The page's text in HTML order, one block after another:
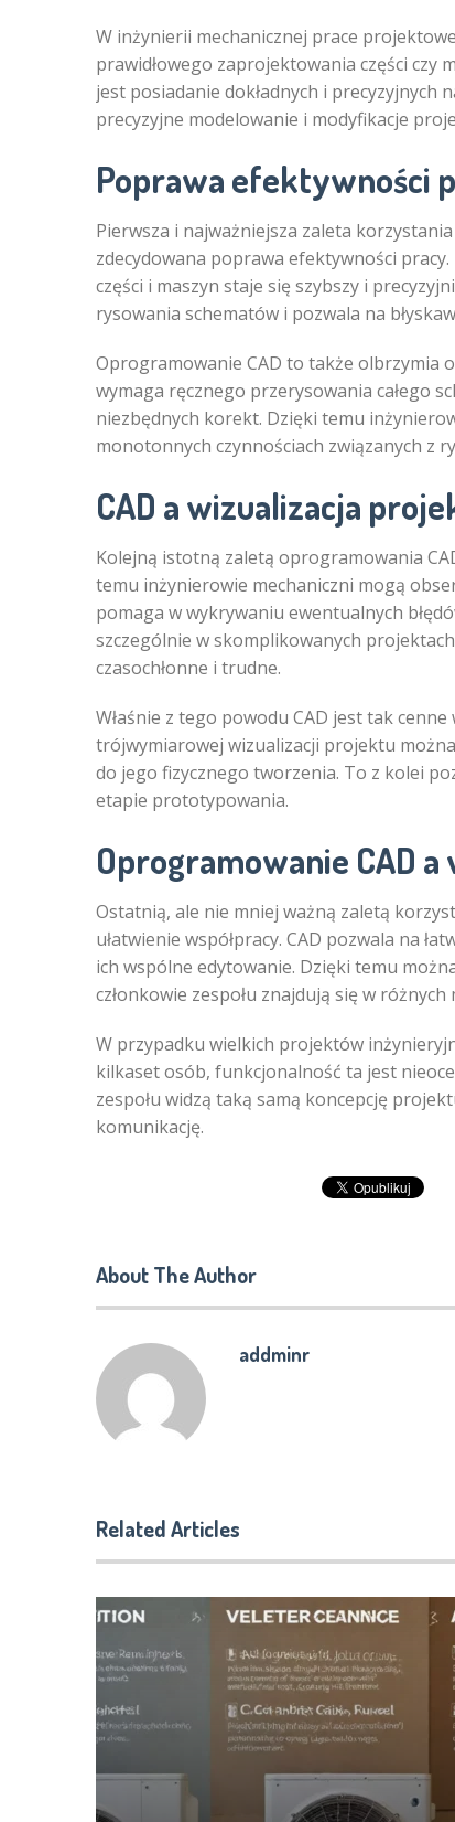
W inżynierii mechanicznej prace
prawidłowego zaprojektowania części czy
jest posiadanie dokładnych i
precyzyjne modelowanie i modyfikacje
Poprawa efektywności
Pierwsza i najważniejsza zaleta
zdecydowana poprawa efektywności
części i maszyn staje się szybszy i
rysowania schematów i pozwala na
Oprogramowanie CAD to także olbrzymia
wymaga ręcznego przerysowania całego
niezbędnych korekt. Dzięki temu
monotonnych czynnościach związanych z
CAD a wizualizacja
Kolejną istotną zaletą oprogramowania
temu inżynierowie mechaniczni mogą
pomaga w wykrywaniu ewentualnych
szczególnie w skomplikowanych
czasochłonne i trudne.
Właśnie z tego powodu CAD jest tak
trójwymiarowej wizualizacji projektu
do jego fizycznego tworzenia. To z kolei
etapie prototypowania.
Oprogramowanie CAD a
Ostatnią, ale nie mniej ważną zaletą
ułatwienie współpracy. CAD pozwala na
ich wspólne edytowanie. Dzięki temu
członkowie zespołu znajdują się w różnych
W przypadku wielkich projektów
kilkaset osób, funkcjonalność ta jest
zespołu widzą taką samą koncepcję
komunikację.
About The Author
addminr
Related Articles